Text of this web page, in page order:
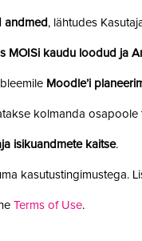
andmed , lähtudes
MOISi kaudu loodud ja
Moodle’i
kolmanda osapoole
isikuandmete kaitse.
kasutustingimustega.
Terms of Use.